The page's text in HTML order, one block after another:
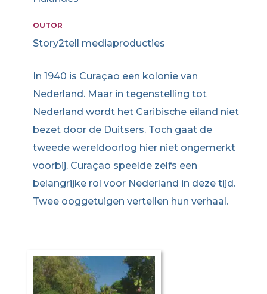
OUTOR
Story2tell mediaproducties
In 1940 is Curaçao een kolonie van
Nederland. Maar in tegenstelling tot
Nederland wordt het Caribische eiland niet
bezet door de Duitsers. Toch gaat de
tweede wereldoorlog hier niet ongemerkt
voorbij. Curaçao speelde zelfs een
belangrijke rol voor Nederland in deze tijd.
Twee ooggetuigen vertellen hun verhaal.